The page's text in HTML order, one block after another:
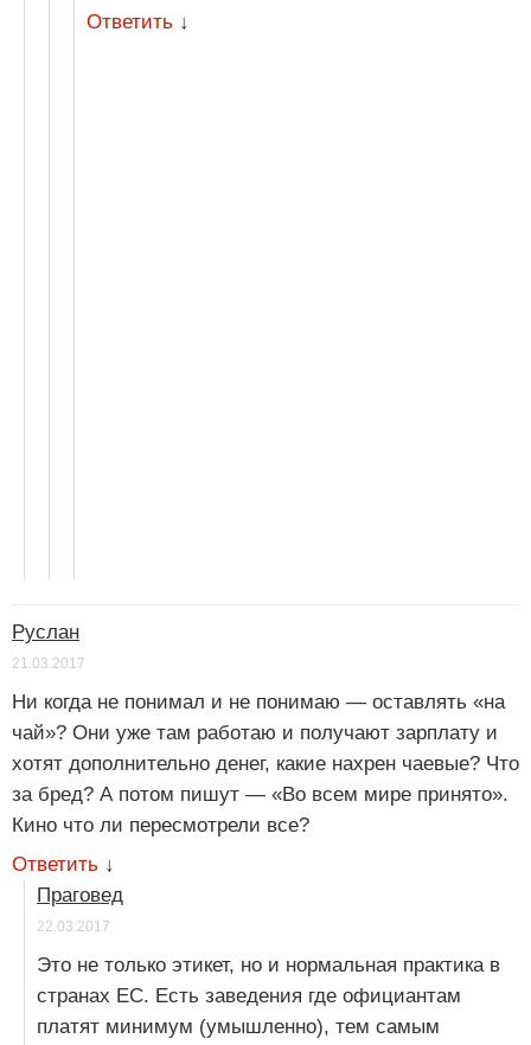
Ответить ↓
Руслан
21.03.2017
Ни когда не понимал и не понимаю — оставлять «на
чай»? Они уже там работаю и получают зарплату и
хотят дополнительно денег, какие нахрен чаевые? Что
за бред? А потом пишут — «Во всем мире принято».
Кино что ли пересмотрели все?
Ответить ↓
Праговед
22.03.2017
Это не только этикет, но и нормальная практика в
странах ЕС. Есть заведения где официантам
платят минимум (умышленно), тем самым